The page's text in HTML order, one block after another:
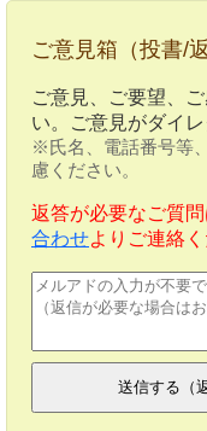
ご意見箱（投書/
ご意見、ご要望、
い。ご意見がダイレ
※氏名、電話番号等
慮ください。
返答が必要なご質問
合わせよりご連絡く